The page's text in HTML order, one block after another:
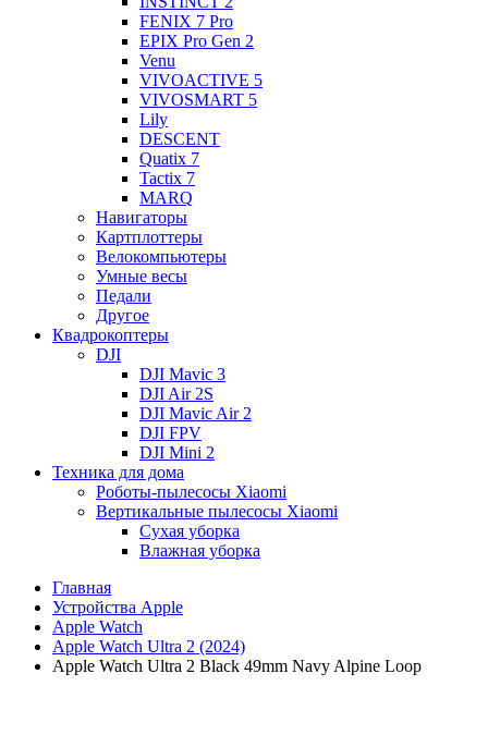
FENIX 7 Pro
EPIX Pro Gen 2
Venu
VIVOACTIVE 5
VIVOSMART 5
Lily
DESCENT
Quatix 7
Tactix 7
MARQ
Навигаторы
Картплоттеры
Велокомпьютеры
Умные весы
Педали
Другое
Квадрокоптеры
DJI
DJI Mavic 3
DJI Air 2S
DJI Mavic Air 2
DJI FPV
DJI Mini 2
Техника для дома
Роботы-пылесосы Xiaomi
Вертикальные пылесосы Xiaomi
Сухая уборка
Влажная уборка
Главная
Устройства Apple
Apple Watch
Apple Watch Ultra 2 (2024)
Apple Watch Ultra 2 Black 49mm Navy Alpine Loop